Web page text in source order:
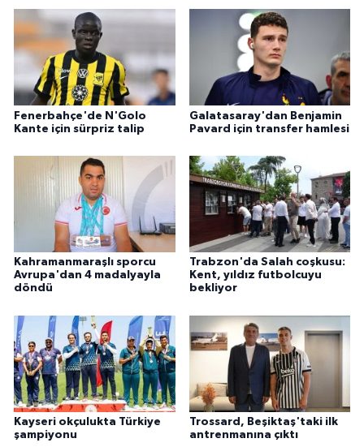
Fenerbahçe'de N'Golo
Kante için sürpriz talip
Galatasaray'dan Benjamin
Pavard için transfer hamlesi
Kahramanmaraşlı sporcu
Avrupa'dan 4 madalyayla
döndü
Trabzon'da Salah coşkusu:
Kent, yıldız futbolcuyu
bekliyor
Kayseri okçulukta Türkiye
şampiyonu
Trossard, Beşiktaş'taki ilk
antrenmanına çıktı